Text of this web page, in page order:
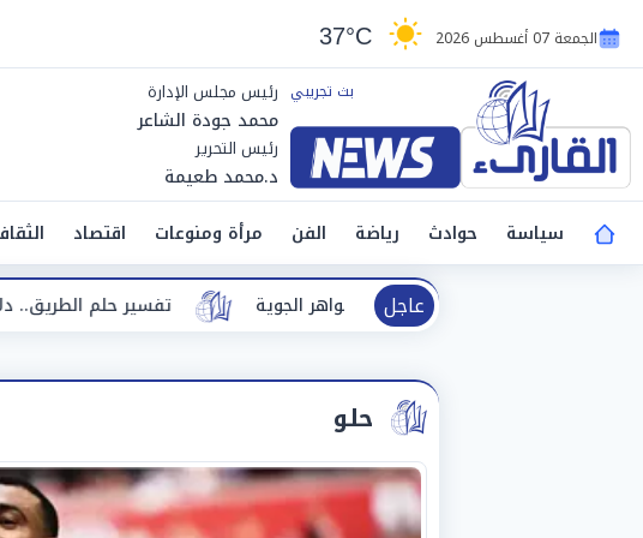
الجمعة 07 أغسطس 2026 37°C
رئيس مجلس الإدارة
محمد جودة الشاعر
رئيس التحرير
د.محمد طعيمة
سياسة
حوادث رياضة الفن مرأة ومنوعات اقتصاد
عاجل
تفسير حلم الطريق.. دلالات مختلفة بين الحيرة وبداية
حلو